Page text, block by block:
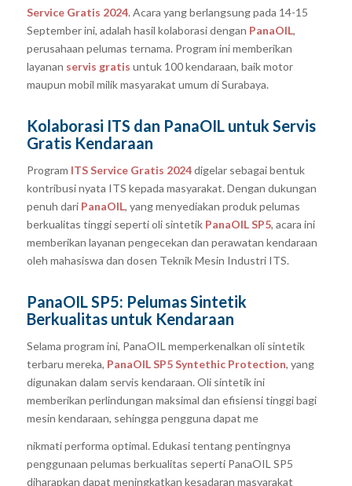
Service Gratis 2024. Acara yang berlangsung pada 14-15
September ini, adalah hasil kolaborasi dengan PanaOIL,
perusahaan pelumas ternama. Program ini memberikan
layanan servis gratis untuk 100 kendaraan, baik motor
maupun mobil milik masyarakat umum di Surabaya.
Kolaborasi ITS dan PanaOIL untuk Servis
Gratis Kendaraan
Program ITS Service Gratis 2024digelar sebagai bentuk
kontribusi nyata ITS kepada masyarakat. Dengan dukungan
penuh dari PanaOIL, yang menyediakan produk pelumas
berkualitas tinggi seperti oli sintetik PanaOIL SP5, acara ini
memberikan layanan pengecekan dan perawatan kendaraan
oleh mahasiswa dan dosen Teknik Mesin Industri ITS.
PanaOIL SP5: Pelumas Sintetik
Berkualitas untuk Kendaraan
Selama program ini, PanaOIL memperkenalkan oli sintetik
terbaru mereka, PanaOIL SP5 Syntethic Protection, yang
digunakan dalam servis kendaraan. Oli sintetik ini
memberikan perlindungan maksimal dan efisiensi tinggi bagi
mesin kendaraan, sehingga pengguna dapat me
nikmati performa optimal. Edukasi tentang pentingnya
penggunaan pelumas berkualitas seperti PanaOIL SP5
diharapkan dapat meningkatkan kesadaran masyarakat